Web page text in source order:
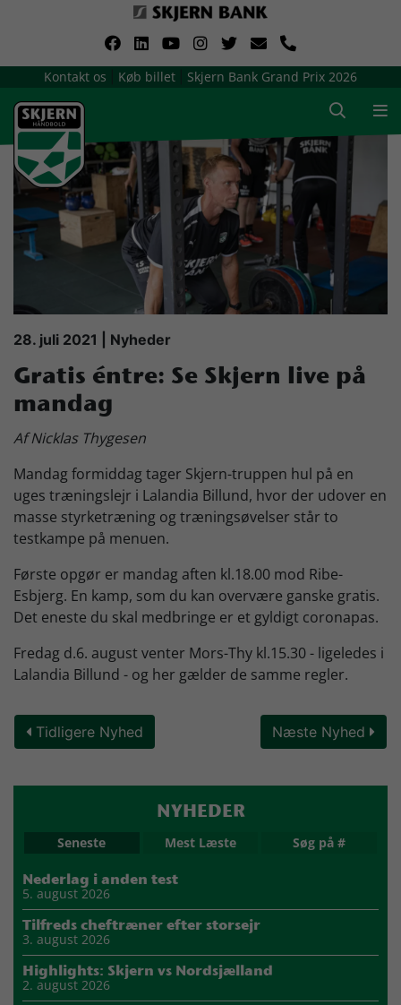
Kontakt os Køb billet Skjern Bank Grand Prix 2026
Om Skjern Håndbold
Ligatruppen
Sponsorer
Billetsalg / sæsonkort
Presse
Samarbejdsklubber
Skjern Bank Grand Prix
Nyhedsbrev
28. juli 2021 | Nyheder
Gratis éntre: Se Skjern live på
mandag
Af Nicklas Thygesen
Mandag formiddag tager Skjern-truppen hul på en
uges træningslejr i Lalandia Billund, hvor der udover en
masse styrketræning og træningsøvelser står to
testkampe på menuen.
Første opgør er mandag aften kl.18.00 mod Ribe-
Esbjerg. En kamp, som du kan overvære ganske gratis.
Det eneste du skal medbringe er et gyldigt coronapas.
Fredag d.6. august venter Mors-Thy kl.15.30 - ligeledes i
Lalandia Billund - og her gælder de samme regler.
Tidligere Nyhed Næste Nyhed
NYHEDER
Seneste Mest Læste Søg på #
Nederlag i anden test
5. august 2026
Tilfreds cheftræner efter storsejr
3. august 2026
Highlights: Skjern vs Nordsjælland
2. august 2026